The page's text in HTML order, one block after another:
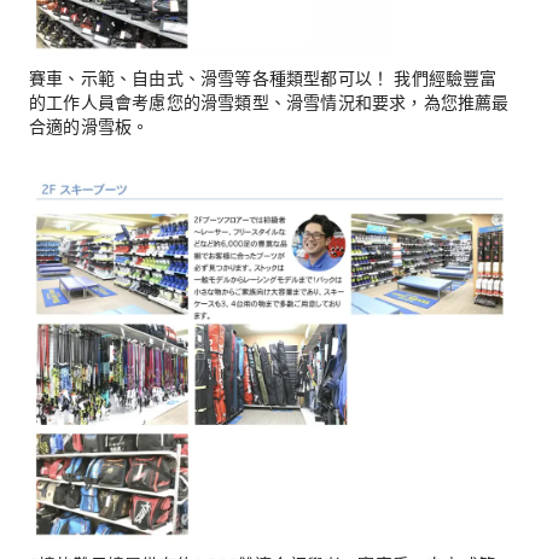
賽車、示範、自由式、滑雪等各種類型都可以！ 我們經驗豐富
的工作人員會考慮您的滑雪類型、滑雪情況和要求，為您推薦最
合適的滑雪板。